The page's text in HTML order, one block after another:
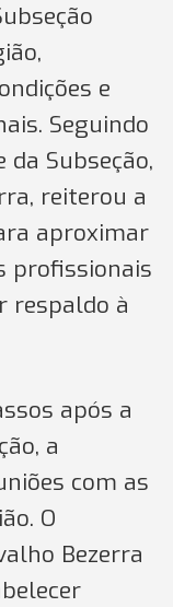
e
Seguindo
Subseção,
reiterou a
aproximar
profissionais
respaldo à
após a
a
com as
O
Bezerra